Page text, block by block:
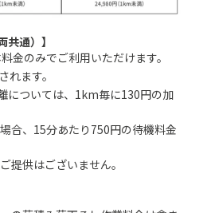
共通）】
金のみでご利用いただけます。
ます。
については、1km毎に130円の加
合、15分あたり750円の待機料金
提供はございません。